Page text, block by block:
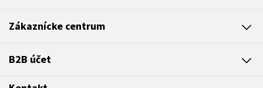
Zákaznícke centrum
B2B účet